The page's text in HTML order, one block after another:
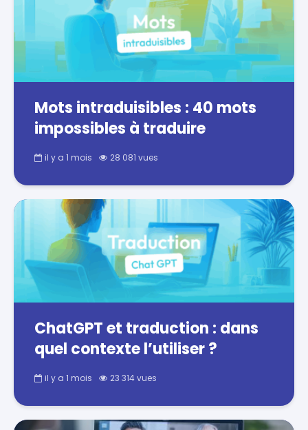
Mots intraduisibles : 40 mots
impossibles à traduire
il y a 1 mois 28 081 vues
ChatGPT et traduction : dans
quel contexte l’utiliser ?
il y a 1 mois 23 314 vues